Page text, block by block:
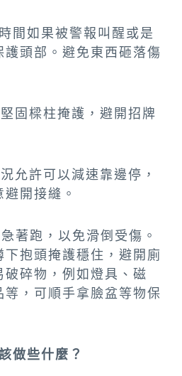
間如果被警報叫醒或是
頭部。避免東西砸落傷
固樑柱掩護，避開招牌
允許可以減速靠邊停，
開接縫。
著跑，以免滑倒受傷。
抱頭掩護穩住，避開廁
碎物，例如燈具、磁
，可順手拿臉盆等物保
做些什麼？